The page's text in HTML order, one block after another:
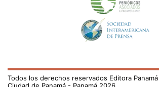
Todos los derechos reservados Editora
Ciudad de Panamá - Panamá 2026.